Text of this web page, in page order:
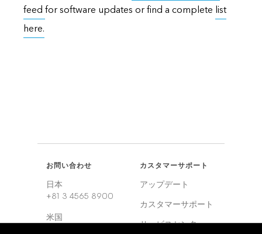
feed for software updates or find a complete list
here.
お問い合わせ
日本
+81 3 4565 8900
米国
カスタマーサポート
アップデート
カスタマーサポート
サービスセンター